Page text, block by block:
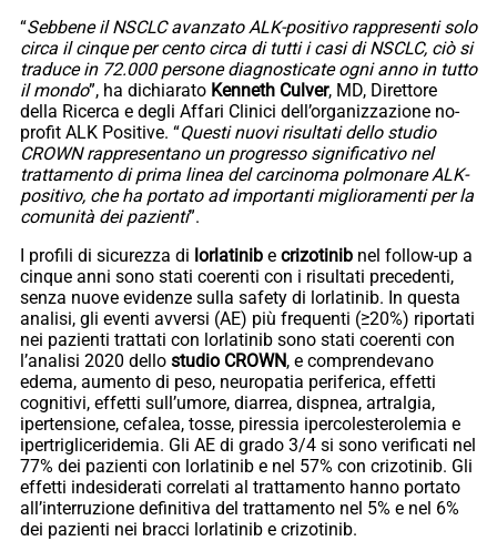
“Sebbene il NSCLC avanzato ALK-positivo rappresenti solo
circa il cinque per cento circa di tutti i casi di NSCLC, ciò si
traduce in 72.000 persone diagnosticate ogni anno in tutto
il mondo”, ha dichiarato Kenneth Culver, MD, Direttore
della Ricerca e degli Affari Clinici dell’organizzazione no-
profit ALK Positive. “Questi nuovi risultati dello studio
CROWN rappresentano un progresso significativo nel
trattamento di prima linea del carcinoma polmonare ALK-
positivo, che ha portato ad importanti miglioramenti per la
comunità dei pazienti”.
I profili di sicurezza di lorlatinib e crizotinib nel follow-up a
cinque anni sono stati coerenti con i risultati precedenti,
senza nuove evidenze sulla safety di lorlatinib. In questa
analisi, gli eventi avversi (AE) più frequenti (≥20%) riportati
nei pazienti trattati con lorlatinib sono stati coerenti con
l’analisi 2020 dello studio CROWN, e comprendevano
edema, aumento di peso, neuropatia periferica, effetti
cognitivi, effetti sull’umore, diarrea, dispnea, artralgia,
ipertensione, cefalea, tosse, piressia ipercolesterolemia e
ipertrigliceridemia. Gli AE di grado 3/4 si sono verificati nel
77% dei pazienti con lorlatinib e nel 57% con crizotinib. Gli
effetti indesiderati correlati al trattamento hanno portato
all’interruzione definitiva del trattamento nel 5% e nel 6%
dei pazienti nei bracci lorlatinib e crizotinib.